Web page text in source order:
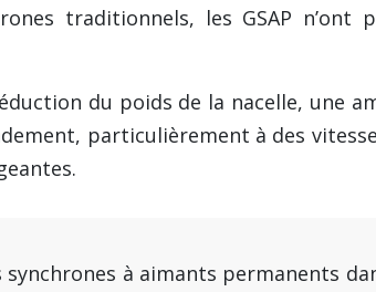
traditionnels, les GSAP
du poids de la nacelle, une
particulièrement à des
à aimants permanents